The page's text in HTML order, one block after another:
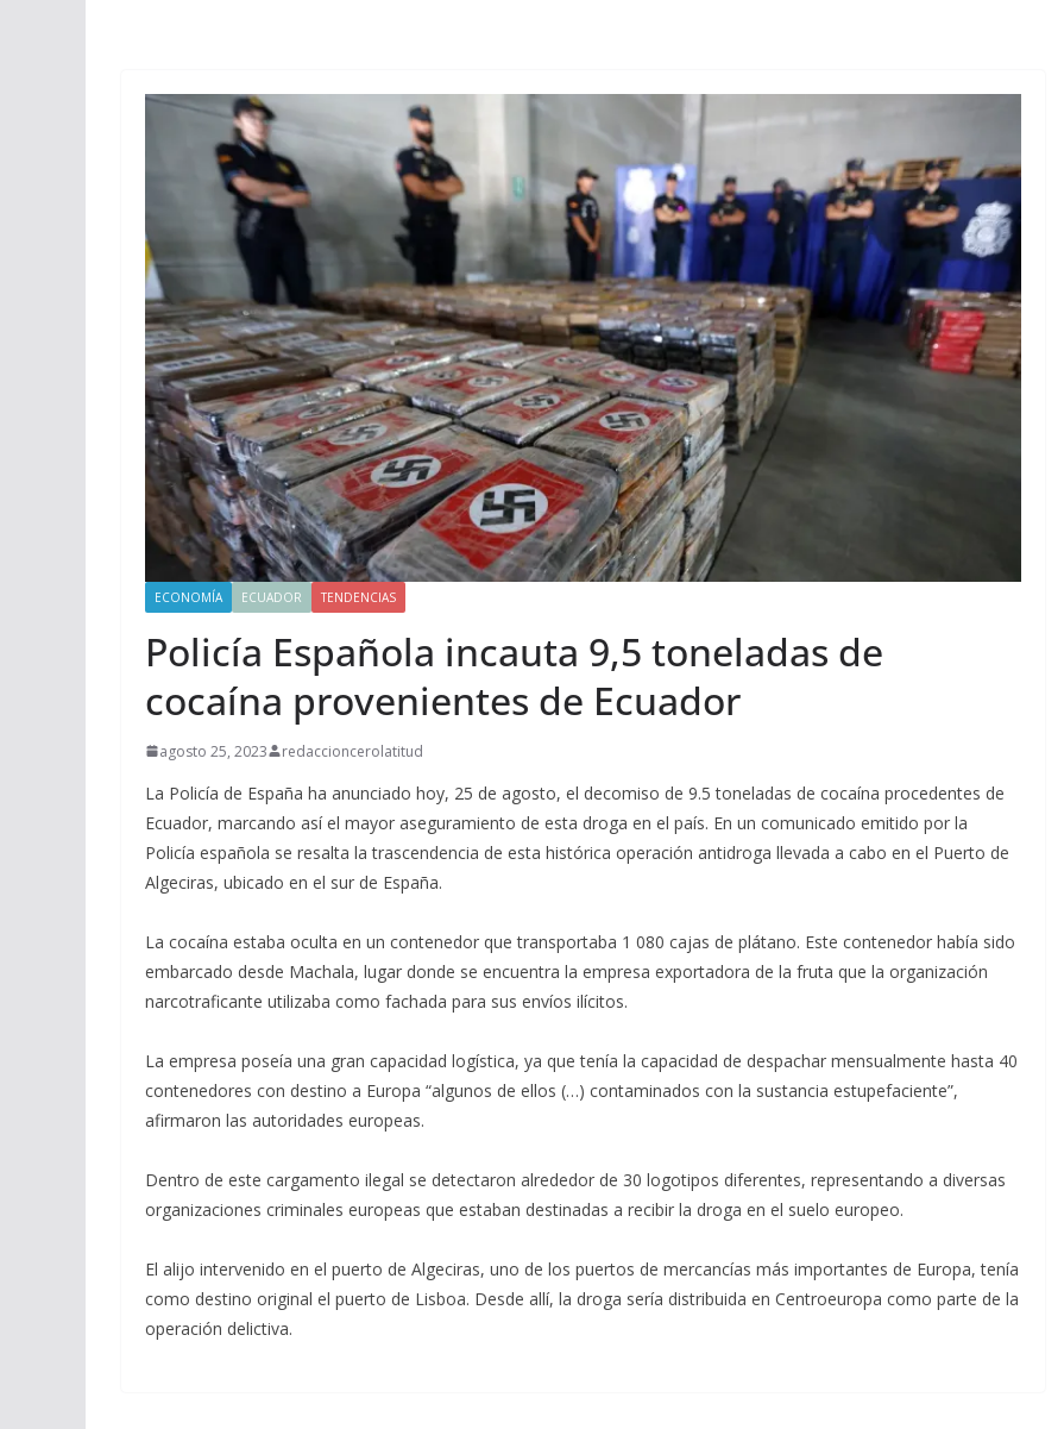
ECONOMÍA ECUADOR TENDENCIAS
Policía Española incauta 9,5 toneladas de
cocaína provenientes de Ecuador
agosto 25, 2023 redaccioncerolatitud
La Policía de España ha anunciado hoy, 25 de agosto, el decomiso de 9.5 toneladas de cocaína procedentes de
Ecuador, marcando así el mayor aseguramiento de esta droga en el país. En un comunicado emitido por la
Policía española se resalta la trascendencia de esta histórica operación antidroga llevada a cabo en el Puerto de
Algeciras, ubicado en el sur de España.
La cocaína estaba oculta en un contenedor que transportaba 1 080 cajas de plátano. Este contenedor había sido
embarcado desde Machala, lugar donde se encuentra la empresa exportadora de la fruta que la organización
narcotraficante utilizaba como fachada para sus envíos ilícitos.
La empresa poseía una gran capacidad logística, ya que tenía la capacidad de despachar mensualmente hasta 40
contenedores con destino a Europa “algunos de ellos (…) contaminados con la sustancia estupefaciente”,
afirmaron las autoridades europeas.
Dentro de este cargamento ilegal se detectaron alrededor de 30 logotipos diferentes, representando a diversas
organizaciones criminales europeas que estaban destinadas a recibir la droga en el suelo europeo.
El alijo intervenido en el puerto de Algeciras, uno de los puertos de mercancías más importantes de Europa, tenía
como destino original el puerto de Lisboa. Desde allí, la droga sería distribuida en Centroeuropa como parte de la
operación delictiva.